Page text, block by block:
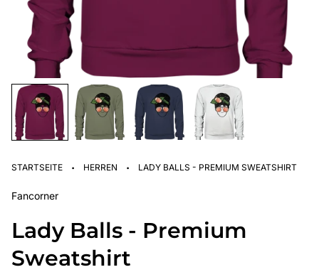
STARTSEITE · HERREN · LADY BALLS - PREMIUM SWEATSHIRT
Fancorner
Lady Balls - Premium
Sweatshirt